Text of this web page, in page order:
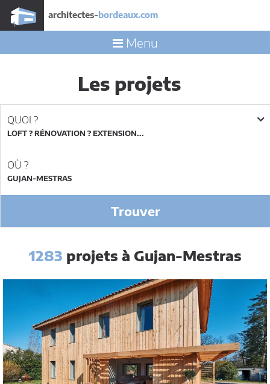
architectes- bordeaux.com
Menu
Les projets
QUOI ?
LOFT ? RÉNOVATION ? EXTENSION...
OÙ ?
Trouver
1283 projets à Gujan-Mestras